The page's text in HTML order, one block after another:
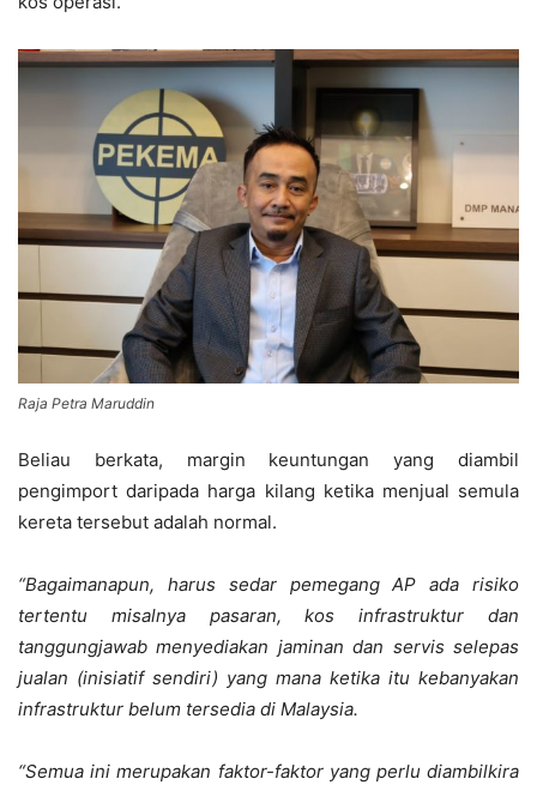
Raja Petra Maruddin
Beliau berkata, margin keuntungan yang diambil
pengimport daripada harga kilang ketika menjual semula
kereta tersebut adalah normal.
“Bagaimanapun, harus sedar pemegang AP ada risiko
tertentu misalnya pasaran, kos infrastruktur dan
tanggungjawab menyediakan jaminan dan servis selepas
jualan (inisiatif sendiri) yang mana ketika itu kebanyakan
infrastruktur belum tersedia di Malaysia.
“Semua ini merupakan faktor-faktor yang perlu diambilkira